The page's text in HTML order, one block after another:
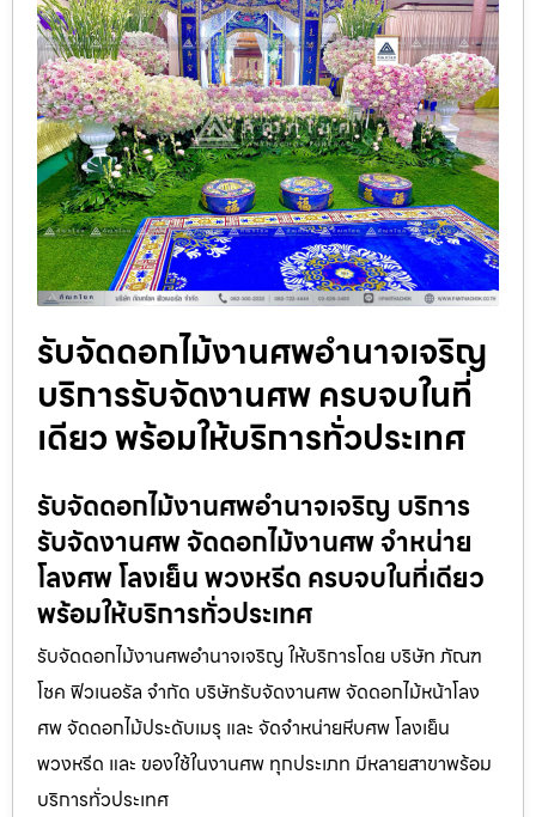
รับจัดดอกไม้งานศพอำนาจเจริญ
บริการรับจัดงานศพ ครบจบในที่
เดียว พร้อมให้บริการทั่วประเทศ
รับจัดดอกไม้งานศพอำนาจเจริญ บริการ
รับจัดงานศพ จัดดอกไม้งานศพ จำหน่าย
โลงศพ โลงเย็น พวงหรีด ครบจบในที่เดียว
พร้อมให้บริการทั่วประเทศ
รับจัดดอกไม้งานศพอำนาจเจริญ ให้บริการโดย บริษัท ภัณฑ
โชค ฟิวเนอรัล จำกัด บริษัทรับจัดงานศพ จัดดอกไม้หน้าโลง
ศพ จัดดอกไม้ประดับเมรุ และ จัดจำหน่ายหีบศพ โลงเย็น
พวงหรีด และ ของใช้ในงานศพ ทุกประเภท มีหลายสาขาพร้อม
บริการทั่วประเทศ